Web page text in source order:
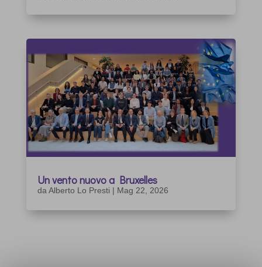
Un vento nuovo a Bruxelles
da Alberto Lo Presti | Mag 22, 2026